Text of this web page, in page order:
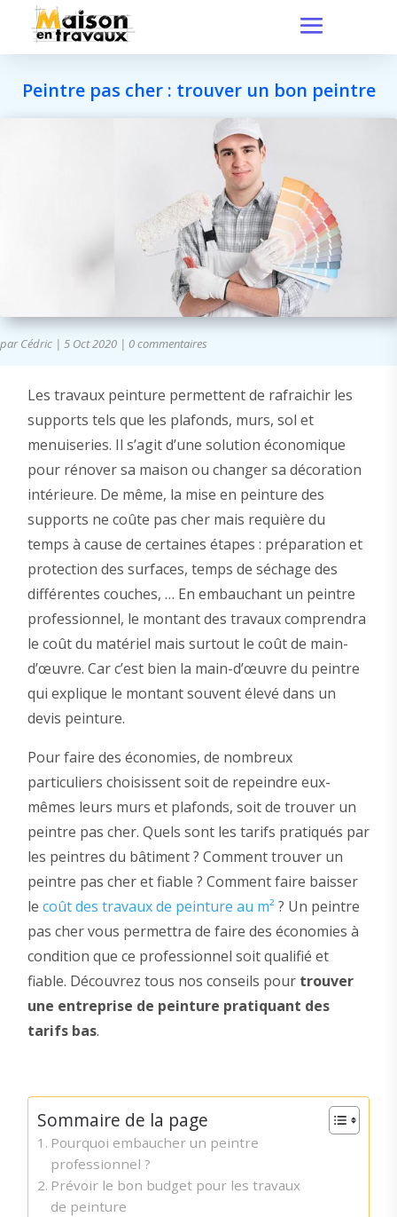
Peintre pas cher : trouver un bon peintre
parCédric | 5 Oct 2020 | 0 commentaires
Les travaux peinture permettent de rafraichir les
supports tels que les plafonds, murs, sol et
menuiseries. Il s’agit d’une solution économique
pour rénover sa maison ou changer sa décoration
intérieure. De même, la mise en peinture des
supports ne coûte pas cher mais requière du
temps à cause de certaines étapes : préparation et
protection des surfaces, temps de séchage des
différentes couches, … En embauchant un peintre
professionnel, le montant des travaux comprendra
le coût du matériel mais surtout le coût de main-
d’œuvre. Car c’est bien la main-d’œuvre du peintre
qui explique le montant souvent élevé dans un
devis peinture.
Pour faire des économies, de nombreux
particuliers choisissent soit de repeindre eux-
mêmes leurs murs et plafonds, soit de trouver un
peintre pas cher. Quels sont les tarifs pratiqués par
les peintres du bâtiment ? Comment trouver un
peintre pas cher et fiable ? Comment faire baisser
le coût des travaux de peinture au m² ? Un peintre
pas cher vous permettra de faire des économies à
condition que ce professionnel soit qualifié et
fiable. Découvrez tous nos conseils pour trouver
une entreprise de peinture pratiquant des
tarifs bas.
Sommaire de la page
Pourquoi embaucher un peintre
professionnel ?
Prévoir le bon budget pour les travaux
de peinture